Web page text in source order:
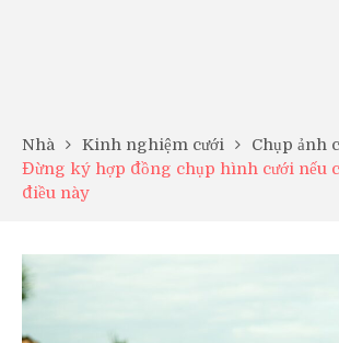
Nhà Kinh nghiệm cưới
Chụp ảnh
Đừng ký hợp đồng chụp hình cưới nếu
điều này